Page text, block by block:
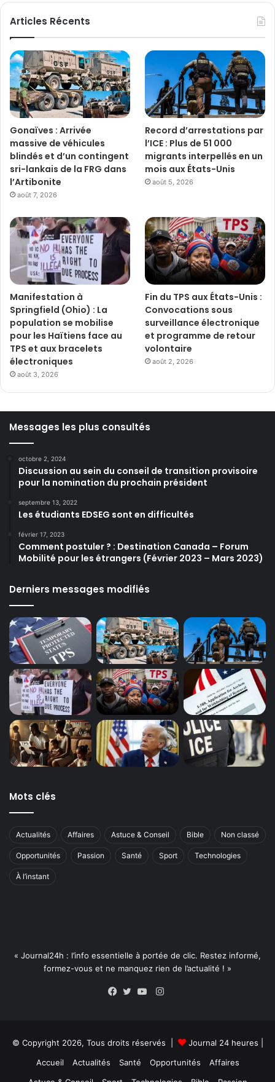
Articles Récents
Gonaïves : Arrivée
massive de véhicules
blindés et d’un contingent
sri-lankais de la FRG dans
l’Artibonite
août 7, 2026
Record d’arrestations par
l’ICE : Plus de 51 000
migrants interpellés en un
mois aux États-Unis
août 5, 2026
Manifestation à
Springfield (Ohio) : La
population se mobilise
pour les Haïtiens face au
TPS et aux bracelets
électroniques
août 3, 2026
Fin du TPS aux États-Unis :
Convocations sous
surveillance électronique
et programme de retour
volontaire
août 2, 2026
Messages les plus consultés
octobre 2, 2024
Discussion au sein du conseil de transition provisoire
pour la nomination du prochain président
septembre 13, 2022
Les étudiants EDSEG sont en difficultés
février 17, 2023
Comment postuler ? : Destination Canada – Forum
Mobilité pour les étrangers (Février 2023 – Mars 2023)
Derniers messages modifiés
Mots clés
Actualités Affaires Astuce & Conseil Bible Non classé
Opportunités Passion Santé Sport Technologies
À l’instant
« Journal24h : l’info essentielle à portée de clic. Restez informé,
formez-vous et ne manquez rien de l’actualité ! »
Instagram
© Copyright 2026, Tous droits réservés | Journal 24 heures
Accueil
Actualités Santé Opportunités
Affaires